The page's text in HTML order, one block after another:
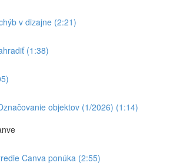
v dizajne (2:21)
(1:38)
objektov (1/2026) (1:14)
Canva ponúka (2:55)